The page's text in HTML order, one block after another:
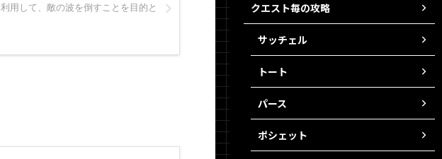
用して、敵の波を倒すことを目的と
クエスト毎の攻略
サッチェル
トート
パース
ポシェット